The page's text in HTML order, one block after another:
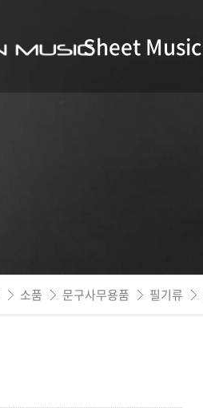
Sheet Music
소품 문구사무용품 필기류